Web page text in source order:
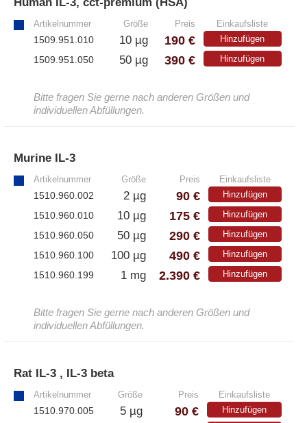
Human IL-3, cct-premium (HSA)
Artikelnummer Größe Preis Einkaufsliste
1509.951.010 10 µg 190 € Hinzufügen
1509.951.050 50 µg 390 € Hinzufügen
Bitte fragen Sie gerne nach anderen Größen und
individuellen Abfüllungen.
Murine IL-3
Artikelnummer Größe Preis Einkaufsliste
1510.960.002 2 µg 90 € Hinzufügen
1510.960.010 10 µg 175 € Hinzufügen
1510.960.050 50 µg 290 € Hinzufügen
1510.960.100 100 µg 490 € Hinzufügen
1510.960.199 1 mg 2.390 € Hinzufügen
Bitte fragen Sie gerne nach anderen Größen und
individuellen Abfüllungen.
Rat IL-3 , IL-3 beta
Artikelnummer Größe Preis Einkaufsliste
1510.970.005 5 µg 90 € Hinzufügen